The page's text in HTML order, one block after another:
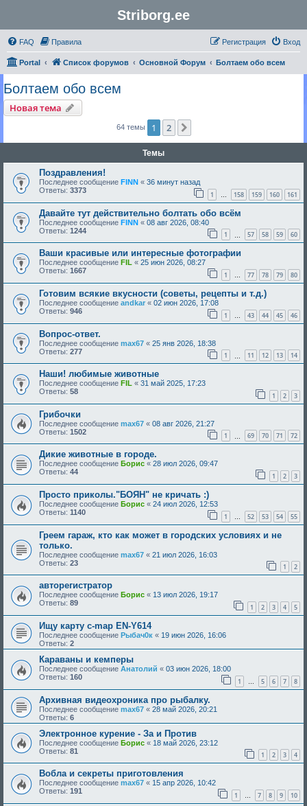
Striborg.ee
FAQ Правила Вход
Регистрация
Portal Список форумов Основной Форум Болтаем обо всем
Болтаем обо всем
Новая тема
64 темы 1 2
Темы
Поздравления!
Последнее сообщение FINN « 36 минут назад
Ответы: 3373 1 … 158 159 160 161
Давайте тут действительно болтать обо всём
Последнее сообщение FINN « 08 авг 2026, 08:40
Ответы: 1244 1 57 58 59 60
Ваши красивые или интересные фотографии
Последнее сообщение FIL « 25 июн 2026, 08:27
Ответы: 1667 1 … 77 78 79 80
Готовим всякие вкусности (советы, рецепты и т.д.)
Последнее сообщение andkar « 02 июн 2026, 17:08
Ответы: 946 1 … 43 44 45 46
Вопрос-ответ.
Последнее сообщение max67 « 25 янв 2026, 18:38
Ответы: 277 1 11 12 13 14
Наши! любимые животные
Последнее сообщение FIL « 31 май 2025, 17:23
Ответы: 58 1 2 3
Грибочки
Последнее сообщение max67 « 08 авг 2026, 21:27
Ответы: 1502 1 69 70 71 72
Дикие животные в городе.
Последнее сообщение Борис « 28 июл 2026, 09:47
Ответы: 44 1 2 3
Просто приколы."БОЯН" не кричать :)
Последнее сообщение Борис « 24 июл 2026, 12:53
Ответы: 1140 1 … 52 53 54 55
Греем гараж, кто как может в городских условиях и не
только.
Последнее сообщение max67 « 21 июл 2026, 16:03
Ответы: 23 1 2
авторегистратор
Последнее сообщение Борис « 13 июл 2026, 19:17
Ответы: 89 1 2 3 4 5
Ищу карту c-map EN-Y614
Последнее сообщение Рыбач0к « 19 июн 2026, 16:06
Ответы: 2
Караваны и кемперы
Последнее сообщение Анатолий « 03 июн 2026, 18:00
Ответы: 160 1 … 5 6 7 8
Архивная видеохроника про рыбалку.
Последнее сообщение max67 « 28 май 2026, 20:21
Ответы: 6
Электронное курение - За и Против
Последнее сообщение Борис « 18 май 2026, 23:12
Ответы: 81 1 2 3 4
Вобла и секреты приготовления
Последнее сообщение max67 « 15 апр 2026, 10:42
Ответы: 191 1 … 7 8 9 10